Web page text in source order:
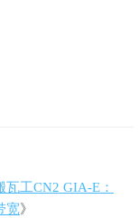
瓦工CN2 GIA-E：
宽》